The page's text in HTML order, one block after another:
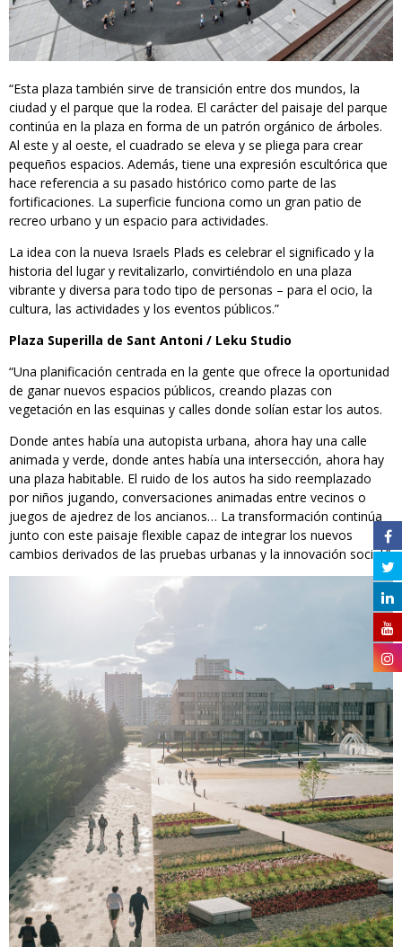
“Esta plaza también sirve de transición entre dos mundos, la
ciudad y el parque que la rodea. El carácter del paisaje del parque
continúa en la plaza en forma de un patrón orgánico de árboles.
Al este y al oeste, el cuadrado se eleva y se pliega para crear
pequeños espacios. Además, tiene una expresión escultórica que
hace referencia a su pasado histórico como parte de las
fortificaciones. La superficie funciona como un gran patio de
recreo urbano y un espacio para actividades.
La idea con la nueva Israels Plads es celebrar el significado y la
historia del lugar y revitalizarlo, convirtiéndolo en una plaza
vibrante y diversa para todo tipo de personas – para el ocio, la
cultura, las actividades y los eventos públicos.”
Plaza Superilla de Sant Antoni / Leku Studio
“Una planificación centrada en la gente que ofrece la oportunidad
de ganar nuevos espacios públicos, creando plazas con
vegetación en las esquinas y calles donde solían estar los autos.
Donde antes había una autopista urbana, ahora hay una calle
animada y verde, donde antes había una intersección, ahora hay
una plaza habitable. El ruido de los autos ha sido reemplazado
por niños jugando, conversaciones animadas entre vecinos o
juegos de ajedrez de los ancianos… La transformación continúa
junto con este paisaje flexible capaz de integrar los nuevos
cambios derivados de las pruebas urbanas y la innovación social.”